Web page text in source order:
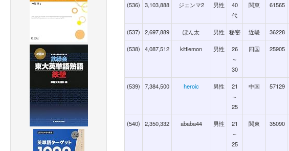
(536) 3,103,888 ジェンマ2 男性
40
代
関東 61565
(537) 2,697,889 ぽん太 男性 秘密 近畿 36228
(538) 4,087,512 kittiemon 男性
26
～
30
四国 25905
(539) 7,384,500 heroic 男性
21
～
25
中国 57129
(540) 2,350,332 ababa44 男性
21
～
25
関東 35090